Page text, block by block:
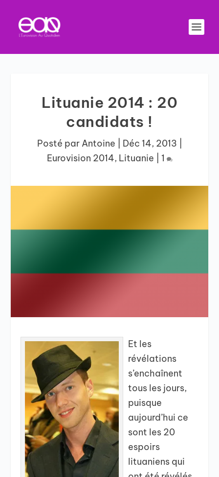
Lituanie 2014 : 20
candidats !
Posté par Antoine Déc 14, 2013
Eurovision 2014, Lituanie 1
Et les
révélations
s’enchaînent
tous les jours,
puisque
aujourd’hui ce
sont les 20
espoirs
lituaniens qui